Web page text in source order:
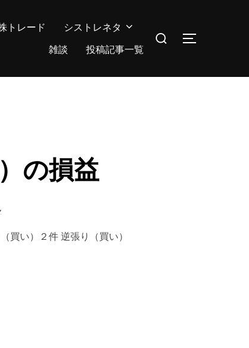
トレード
シストレネタ
雑談
投稿記事一覧
検
サイドバー
の損益
買い）２件 逆張り（買い）
”